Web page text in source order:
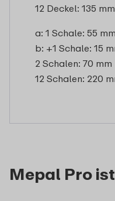
12 Deckel: 135 mm
a: 1 Schale: 55 mm
b: +1 Schale: 15
2 Schalen: 70 mm
12 Schalen: 220
Mepal Pro